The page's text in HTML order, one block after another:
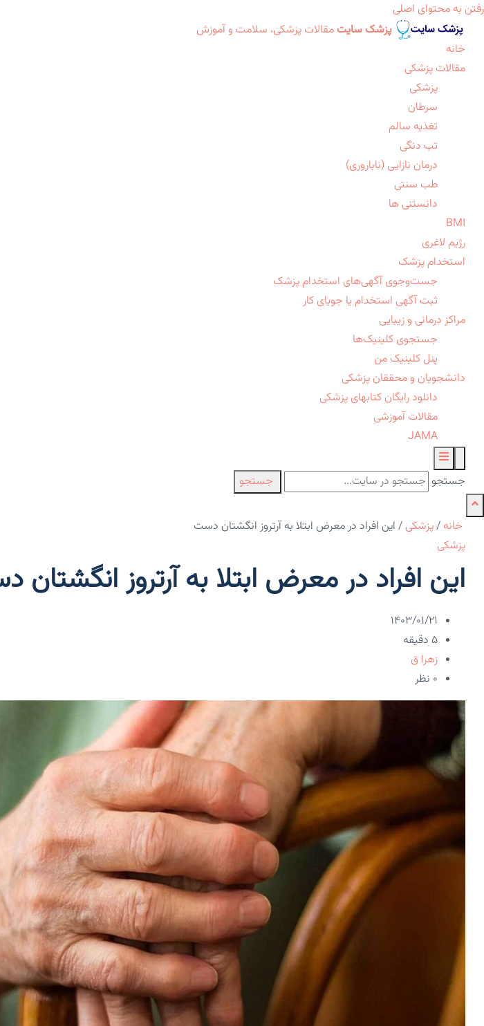
رفتن به محتوای اصلی
پزشک سایت مقالات پزشکی، سلامت و آموزش
خانه
مقالات پزشکی
پزشکی
سرطان
تغذیه سالم
تب دنگی
درمان نازایی (ناباروری)
طب سنتی
دانستنی ها
BMI
رژیم لاغری
استخدام پزشک
جست‌وجوی آگهی‌های استخدام پزشک
ثبت آگهی استخدام یا جویای کار
مراکز درمانی و زیبایی
جستجوی کلینیک‌ها
پنل کلینیک من
دانشجویان و محققان پزشکی
دانلود رایگان کتابهای پزشکی
مقالات آموزشی
JAMA
جستجو جستجو
خانه /پزشکی / این افراد در معرض ابتلا به آرتروز انگشتان دست
پزشکی
این افراد در معرض ابتلا به آرتروز
۱۴۰۳/۰۱/۲۱
5 دقیقه
زهرا ق
۰ نظر